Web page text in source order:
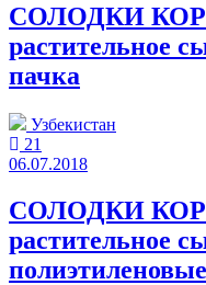
СОЛОДКИ
растительное
пачка
Узбекистан
21
06.07.2018
СОЛОДКИ
растительное
полиэтиленовые